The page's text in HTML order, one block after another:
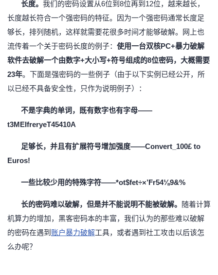
长度。 我们的密码设置从6位到8位再到12位，越来越长，
长度越长符合一个强密码的特征。因为一个强密码通常长度足
够长，排列随机，这样就需要花很多时间才能够破解。网上也
流传着一个关于密码长度的例子： 使用一台双核PC+暴力破解
软件去破解一个由数字+大小写+符号组成的8位密码，大概需要
23年。下面是强密码的一些例子（由于以下实例已经公开，所
以已经不具备安全性，只作为说明例子）：
不是字典的单词，既有数字也有字母——
t3MEIfreryeT45410A
足够长，并且有扩展符号增加强度——Convert_100£ to
Euros!
一些比较少用的特殊字符——*ot$fet÷×’Fr54⅛9&%
长的密码难以破解，但是并不能说明不能被破解。
随着计算
机算力的增加，黑客密码本的丰富，我们认为的那些难以破解
的密码在遇到 账户暴力破解工具，或者遇到社工攻击以后该怎
么办呢？